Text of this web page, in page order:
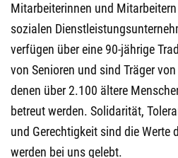
Mitarbeiterinnen und
sozialen
verfügen über eine 90-jährige
von Senioren und sind Träger
denen über 2.100 ältere
betreut werden. Solidarität,
und Gerechtigkeit sind die Werte
werden bei uns gelebt.